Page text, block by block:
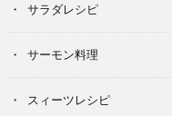
サラダレシピ
サーモン料理
スィーツレシピ